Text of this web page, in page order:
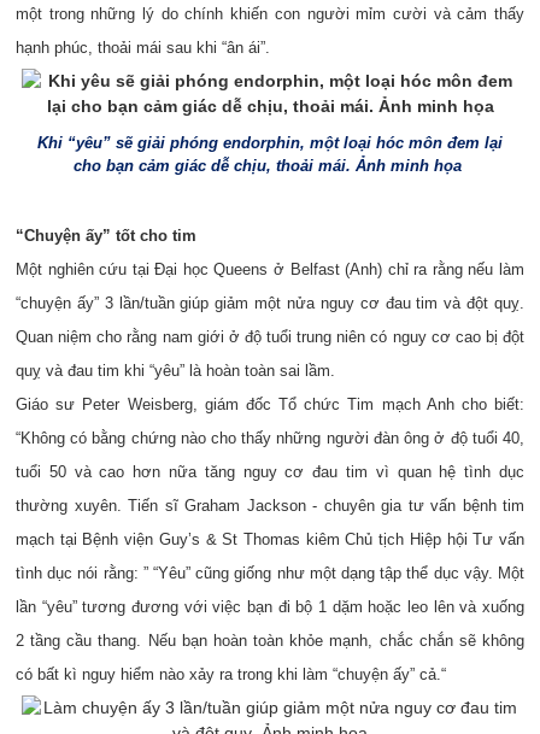
một trong những lý do chính khiến con người mỉm cười và cảm thấy
hạnh phúc, thoải mái sau khi “ân ái”.
Khi “yêu” sẽ giải phóng endorphin, một loại hóc môn đem lại
cho bạn cảm giác dễ chịu, thoải mái. Ảnh minh họa
“Chuyện ấy” tốt cho tim
Một nghiên cứu tại Đại học Queens ở Belfast (Anh) chỉ ra rằng nếu làm
“chuyện ấy” 3 lần/tuần giúp giảm một nửa nguy cơ đau tim và đột quỵ.
Quan niệm cho rằng nam giới ở độ tuổi trung niên có nguy cơ cao bị đột
quỵ và đau tim khi “yêu” là hoàn toàn sai lầm.
Giáo sư Peter Weisberg, giám đốc Tổ chức Tim mạch Anh cho biết:
“Không có bằng chứng nào cho thấy những người đàn ông ở độ tuổi 40,
tuổi 50 và cao hơn nữa tăng nguy cơ đau tim vì quan hệ tình dục
thường xuyên. Tiến sĩ Graham Jackson - chuyên gia tư vấn bệnh tim
mạch tại Bệnh viện Guy’s & St Thomas kiêm Chủ tịch Hiệp hội Tư vấn
tình dục nói rằng: ” “Yêu” cũng giống như một dạng tập thể dục vậy. Một
lần “yêu” tương đương với việc bạn đi bộ 1 dặm hoặc leo lên và xuống
2 tầng cầu thang. Nếu bạn hoàn toàn khỏe mạnh, chắc chắn sẽ không
có bất kì nguy hiểm nào xảy ra trong khi làm “chuyện ấy” cả.“